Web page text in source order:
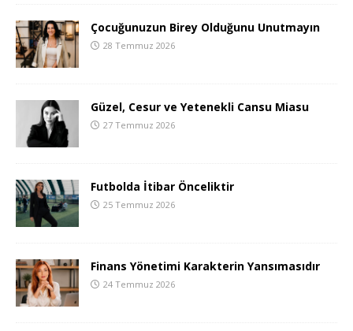
Çocuğunuzun Birey Olduğunu Unutmayın
28 Temmuz 2026
Güzel, Cesur ve Yetenekli Cansu Miasu
27 Temmuz 2026
Futbolda İtibar Önceliktir
25 Temmuz 2026
Finans Yönetimi Karakterin Yansımasıdır
24 Temmuz 2026